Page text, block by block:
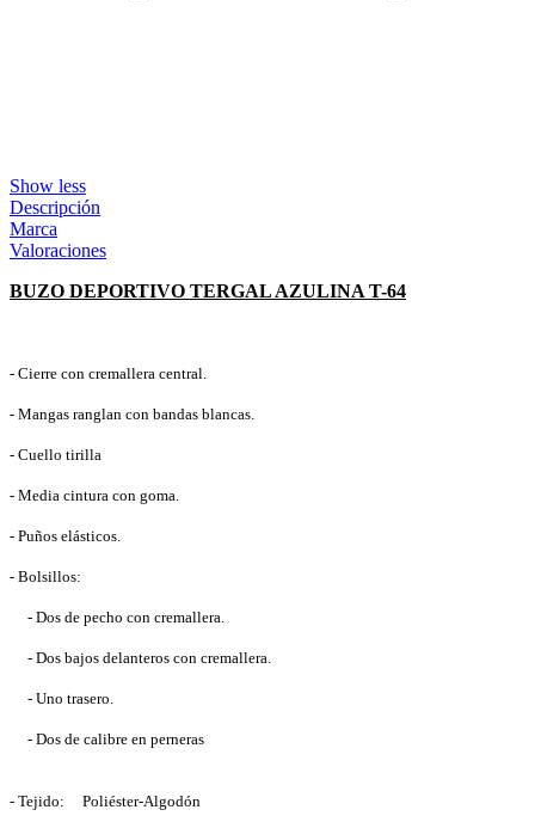
Show less
Descripción
Marca
Valoraciones
BUZO DEPORTIVO TERGAL AZULINA T-64
- Cierre con cremallera central.
- Mangas ranglan con bandas blancas.
- Cuello tirilla
- Media cintura con goma.
- Puños elásticos.
- Bolsillos:
- Dos de pecho con cremallera.
- Dos bajos delanteros con cremallera.
- Uno trasero.
- Dos de calibre en perneras
- Tejido: Poliéster-Algodón